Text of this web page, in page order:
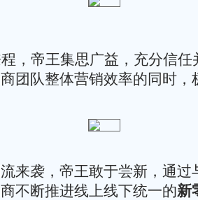
，帝王集思广益，充分信任
商团队整体营销效率的同时
来袭，帝王敢于尝新，通过
不断推进线上线下统一的新